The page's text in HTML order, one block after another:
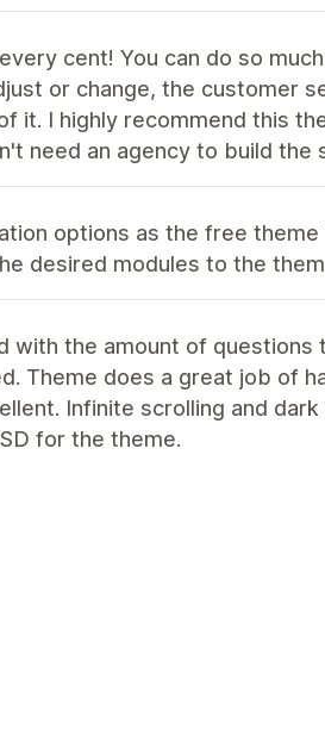
cent! You can do so
or change, the customer
it. I highly recommend this
need an agency to build the
options as the free
desired modules to the
with the amount of
Theme does a great job of
Infinite scrolling and
for the theme.